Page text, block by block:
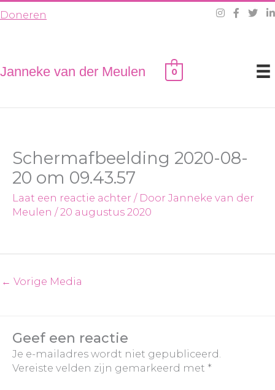
naar
Doneren
Janneke van der Meulen 0
Schermafbeelding 2020-08-
20 om 09.43.57
Laat een reactie achter / Door Janneke van der
Meulen /20 augustus 2020
← Vorige Media
Geef een reactie
Je e-mailadres wordt niet gepubliceerd.
Vereiste velden zijn gemarkeerd met *